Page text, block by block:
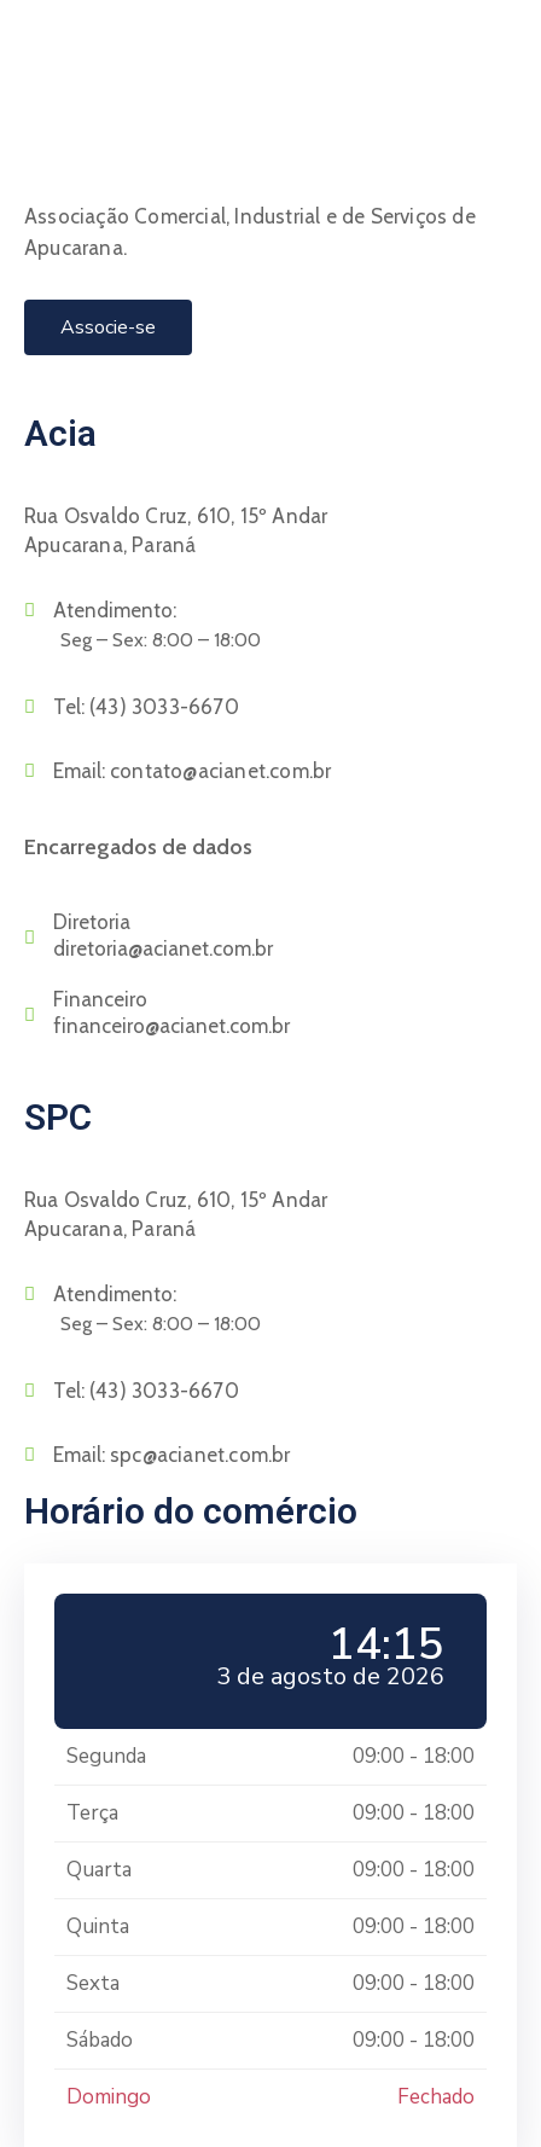
Associação Comercial, Industrial e de Serviços de
Apucarana.
Associe-se
Acia
Rua Osvaldo Cruz, 610, 15º Andar
Apucarana, Paraná
Atendimento:
Seg – Sex: 8:00 – 18:00
Tel: (43) 3033-6670
Email: contato@acianet.com.br
Encarregados de dados
Diretoria
diretoria@acianet.com.br
Financeiro
financeiro@acianet.com.br
SPC
Rua Osvaldo Cruz, 610, 15º Andar
Apucarana, Paraná
Atendimento:
Seg – Sex: 8:00 – 18:00
Tel: (43) 3033-6670
Email: spc@acianet.com.br
Horário do comércio
14:15
3 de agosto de 2026
Segunda 09:00 - 18:00
Terça 09:00 - 18:00
Quarta 09:00 - 18:00
Quinta 09:00 - 18:00
Sexta 09:00 - 18:00
Sábado 09:00 - 18:00
Domingo Fechado